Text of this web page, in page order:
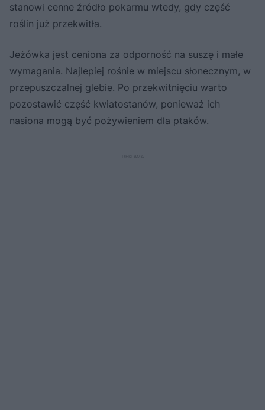
stanowi cenne źródło pokarmu wtedy, gdy część
roślin już przekwitła.
Jeżówka jest ceniona za odporność na suszę i małe
wymagania. Najlepiej rośnie w miejscu słonecznym, w
przepuszczalnej glebie. Po przekwitnięciu warto
pozostawić część kwiatostanów, ponieważ ich
nasiona mogą być pożywieniem dla ptaków.